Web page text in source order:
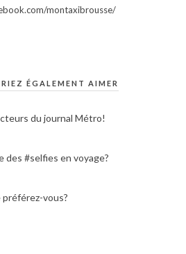
montaxibrousse/
ÉGALEMENT AIMER
du journal Métro!
des #selfies en voyage?
vous?